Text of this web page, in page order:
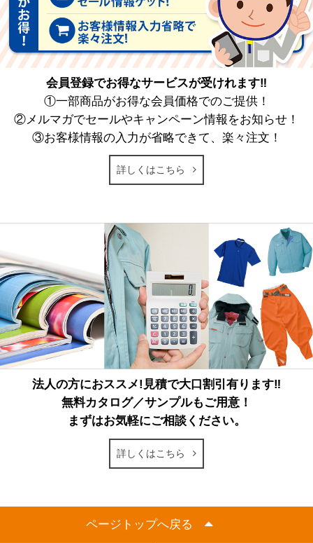
会員登録でお得なサービスが受けれます‼
①一部商品がお得な会員価格でのご提供！
②メルマガでセールやキャンペーン情報をお知らせ！
③お客様情報の入力が省略できて、楽々注文！
詳しくはこちら
法人の方におススメ!見積で大口割引有ります‼
無料カタログ／サンプルもご用意！
まずはお気軽にご相談ください。
詳しくはこちら
ページトップへ戻る